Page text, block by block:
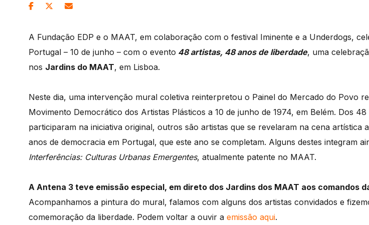
A Fundação EDP e o MAAT, em colaboração com o festival Iminente e a Underdogs,
Portugal – 10 de junho – com o evento 48 artistas, 48 anos de liberdade, uma
nos Jardins do MAAT, em Lisboa.
Neste dia, uma intervenção mural coletiva reinterpretou o Painel do Mercado do Povo
Movimento Democrático dos Artistas Plásticos a 10 de junho de 1974, em Belém. Dos
participaram na iniciativa original, outros são artistas que se revelaram na cena artística
anos de democracia em Portugal, que este ano se completam. Alguns destes integram
Interferências: Culturas Urbanas Emergentes, atualmente patente no MAAT.
A Antena 3 teve emissão especial, em direto dos Jardins dos MAAT aos comandos
Acompanhamos a pintura do mural, falamos com alguns dos artistas convidados e
comemoração da liberdade. Podem voltar a ouvir a emissão aqui.